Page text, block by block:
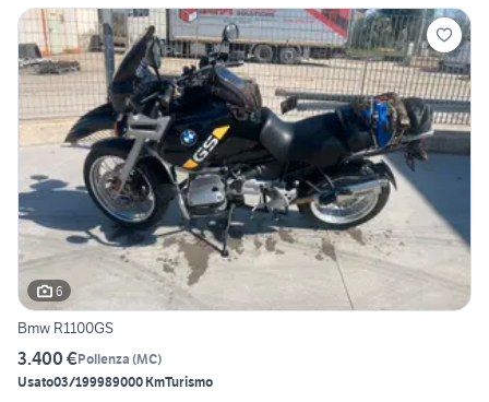
6
Bmw R1100GS
3.400 €Pollenza (MC)
Usato03/199989000 KmTurismo